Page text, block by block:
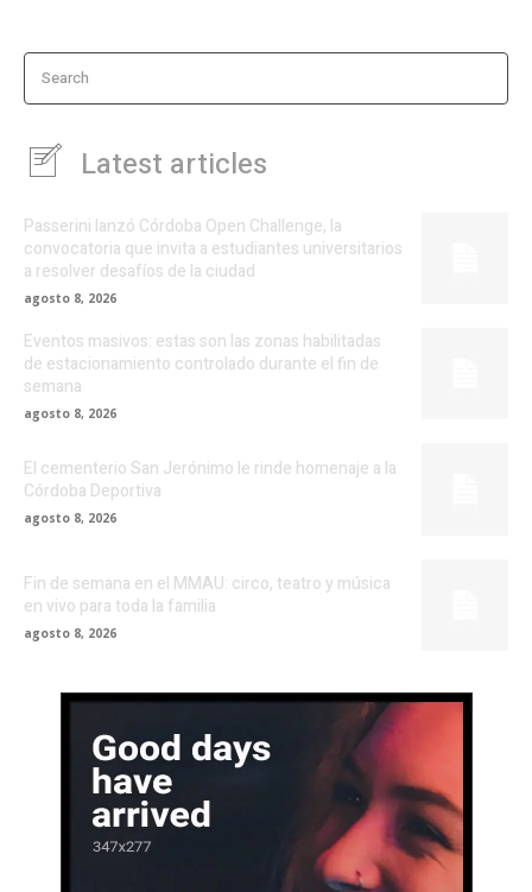
Search
Latest articles
Passerini lanzó Córdoba Open Challenge, la
convocatoria que invita a estudiantes universitarios
a resolver desafíos de la ciudad
agosto 8, 2026
Eventos masivos: estas son las zonas habilitadas
de estacionamiento controlado durante el fin de
semana
agosto 8, 2026
El cementerio San Jerónimo le rinde homenaje a la
Córdoba Deportiva
agosto 8, 2026
Fin de semana en el MMAU: circo, teatro y música
en vivo para toda la familia
agosto 8, 2026